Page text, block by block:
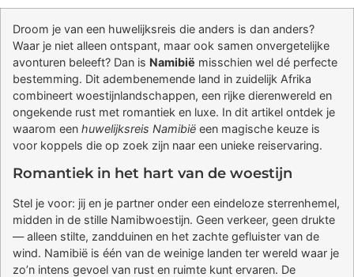
Droom je van een huwelijksreis die anders is dan anders?
Waar je niet alleen ontspant, maar ook samen onvergetelijke
avonturen beleeft? Dan is Namibië misschien wel dé perfecte
bestemming. Dit adembenemende land in zuidelijk Afrika
combineert woestijnlandschappen, een rijke dierenwereld en
ongekende rust met romantiek en luxe. In dit artikel ontdek je
waarom een huwelijksreis Namibië een magische keuze is
voor koppels die op zoek zijn naar een unieke reiservaring.
Romantiek in het hart van de woestijn
Stel je voor: jij en je partner onder een eindeloze sterrenhemel,
midden in de stille Namibwoestijn. Geen verkeer, geen drukte
— alleen stilte, zandduinen en het zachte gefluister van de
wind. Namibië is één van de weinige landen ter wereld waar je
zo’n intens gevoel van rust en ruimte kunt ervaren. De